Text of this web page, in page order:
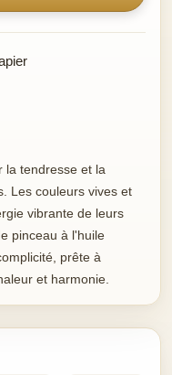
la tendresse et la
Les couleurs vives et
vibrante de leurs
pinceau à l'huile
prête à
et harmonie.